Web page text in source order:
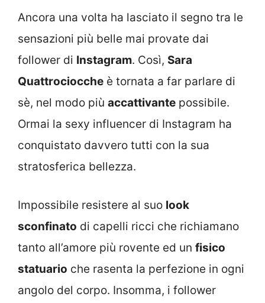
Ancora una volta ha lasciato il segno tra le
sensazioni più belle mai provate dai
follower di Instagram. Così, Sara
Quattrociocche è tornata a far parlare di
sè, nel modo più accattivante possibile.
Ormai la sexy influencer di Instagram ha
conquistato davvero tutti con la sua
stratosferica bellezza.
Impossibile resistere al suo look
sconfinato di capelli ricci che richiamano
tanto all’amore più rovente ed un fisico
statuario che rasenta la perfezione in ogni
angolo del corpo. Insomma, i follower